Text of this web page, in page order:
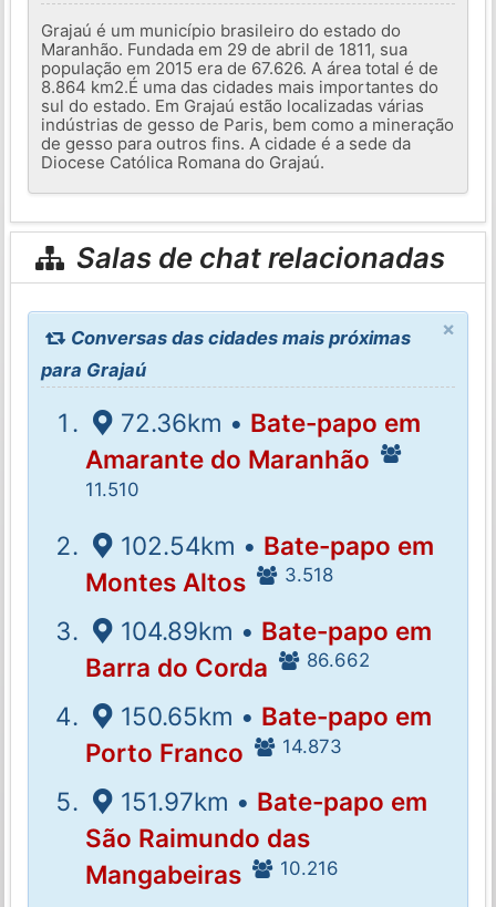
Grajaú é um município brasileiro do estado do
Maranhão. Fundada em 29 de abril de 1811, sua
população em 2015 era de 67.626. A área total é de
8.864 km2.É uma das cidades mais importantes do
sul do estado. Em Grajaú estão localizadas várias
indústrias de gesso de Paris, bem como a mineração
de gesso para outros fins. A cidade é a sede da
Diocese Católica Romana do Grajaú.
Salas de chat relacionadas
×
Conversas das cidades mais próximas
para Grajaú
72.36km • Bate-papo em
Amarante do Maranhão
11.510
102.54km • Bate-papo em
Montes Altos
3.518
104.89km • Bate-papo em
Barra do Corda
86.662
150.65km • Bate-papo em
Porto Franco
14.873
151.97km • Bate-papo em
São Raimundo das
Mangabeiras
10.216